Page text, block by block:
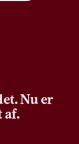
Nu er
af.